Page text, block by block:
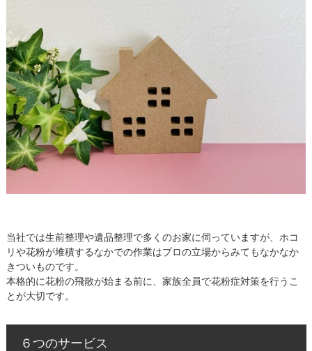
当社では生前整理や遺品整理で多くのお家に伺っていますが、ホコ
リや花粉が堆積するなかでの作業はプロの立場からみてもなかなか
きついものです。
本格的に花粉の飛散が始まる前に、家族全員で花粉症対策を行うこ
とが大切です。
６つのサービス